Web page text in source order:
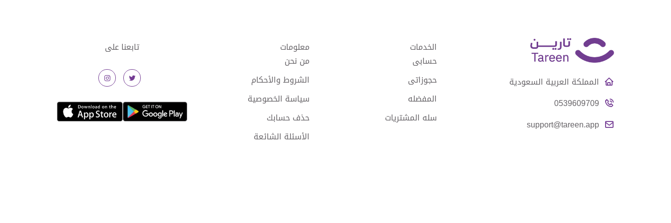
المملكة العربية السعودية
0539609709
support@tareen.app
الخدمات
حسابى
حجوزاتى
المفضله
سله المشتريات
معلومات
من نحن
الشروط والأحكام
سياسة الخصوصية
حذف حسابك
الأسئلة الشائعة
تابعنا على